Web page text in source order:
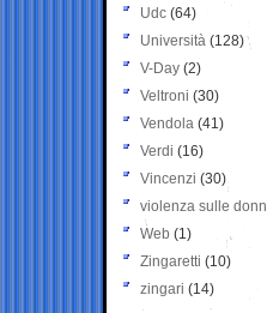
Udc (64)
Università (128)
V-Day (2)
Veltroni (30)
Vendola (41)
Verdi (16)
Vincenzi (30)
violenza sulle
Web (1)
Zingaretti (10)
zingari (14)